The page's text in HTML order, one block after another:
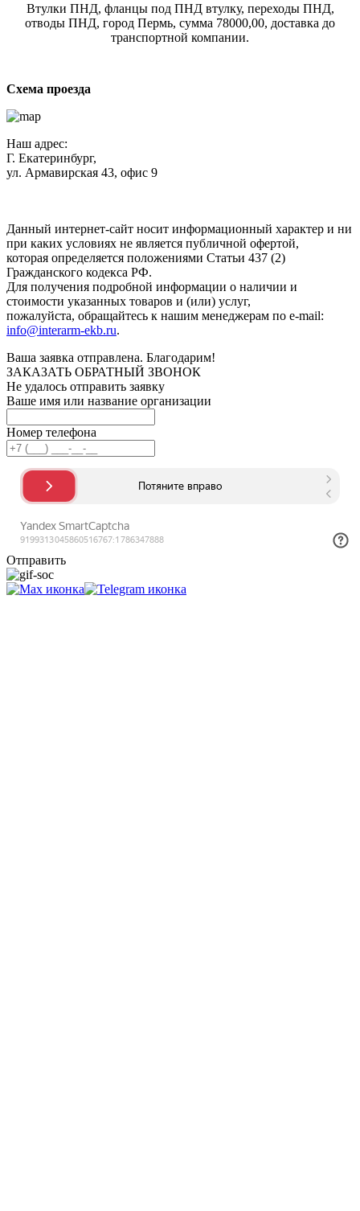
Втулки ПНД, фланцы под ПНД втулку, переходы ПНД,
отводы ПНД, город Пермь, сумма 78000,00, доставка до
транспортной компании.
Схема проезда
Наш адрес:
Г. Екатеринбург,
ул. Армавирская 43, офис 9
Данный интернет-сайт носит информационный характер и ни
при каких условиях не является публичной офертой,
которая определяется положениями Статьи 437 (2)
Гражданского кодекса РФ.
Для получения подробной информации о наличии и
стоимости указанных товаров и (или) услуг,
пожалуйста, обращайтесь к нашим менеджерам по e-mail:
info@interarm-ekb.ru.
Ваша заявка отправлена. Благодарим!
ЗАКАЗАТЬ ОБРАТНЫЙ ЗВОНОК
Не удалось отправить заявку
Ваше имя или название организации
Номер телефона
Отправить